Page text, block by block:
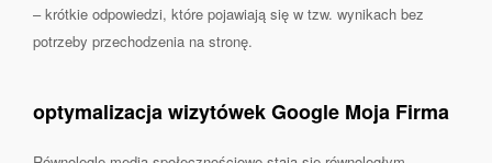
– krótkie odpowiedzi, które pojawiają się w tzw. wynikach bez
potrzeby przechodzenia na stronę.
optymalizacja wizytówek Google Moja Firma